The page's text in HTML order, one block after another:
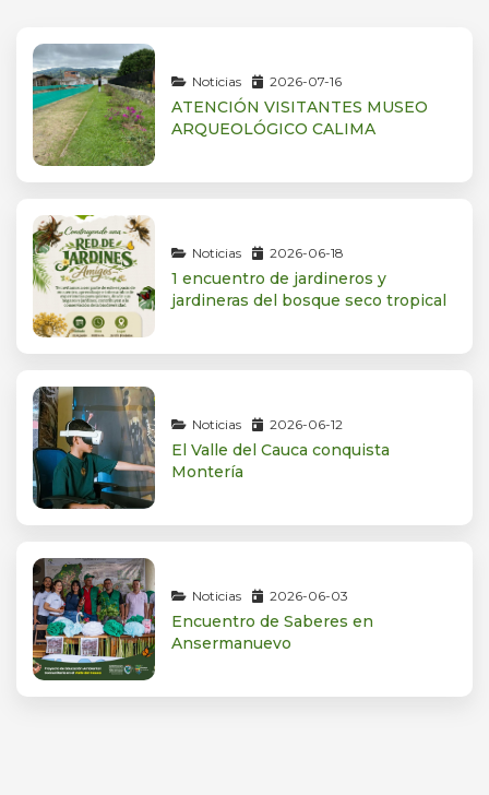
Noticias 2026-07-16
ATENCIÓN VISITANTES MUSEO
ARQUEOLÓGICO CALIMA
Noticias 2026-06-18
1 encuentro de jardineros y
jardineras del bosque seco tropical
Noticias 2026-06-12
El Valle del Cauca conquista
Montería
Noticias 2026-06-03
Encuentro de Saberes en
Ansermanuevo